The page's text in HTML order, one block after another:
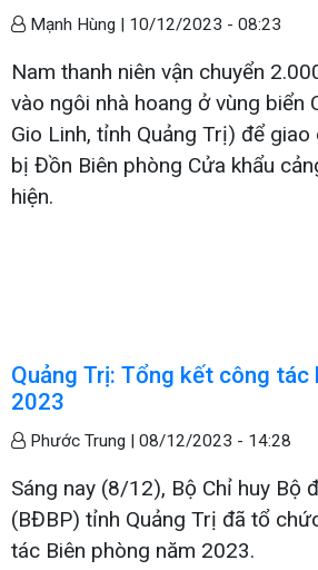
Mạnh Hùng | 10/12/2023 - 08:23
Nam thanh niên vận chuyển
vào ngôi nhà hoang ở vùng biển
Gio Linh, tỉnh Quảng Trị) để
bị Đồn Biên phòng Cửa khẩu
hiện.
Quảng Trị: Tổng kết công tác
2023
Phước Trung | 08/12/2023 - 14:28
Sáng nay (8/12), Bộ Chỉ huy Bộ
(BĐBP) tỉnh Quảng Trị đã tổ
tác Biên phòng năm 2023.